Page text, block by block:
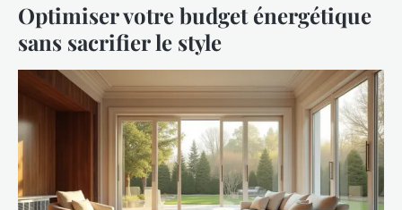
Optimiser votre budget énergétique
sans sacrifier le style